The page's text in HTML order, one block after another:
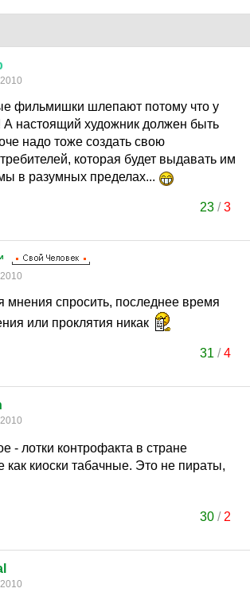
фильмишки шлепают потому что у
А настоящий художник должен быть
надо тоже создать свою
которая будет выдавать им
в разумных пределах...
23 /3
мнения спросить, последнее время
или проклятия никак
31 /4
- лотки контрофакта в стране
как киоски табачные. Это не пираты,
30 / 2